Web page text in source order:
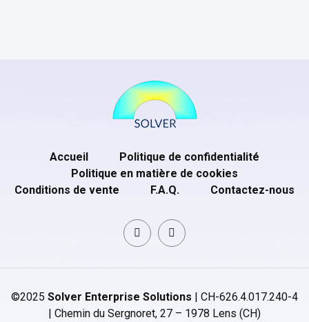
Accueil
Politique de confidentialité
Politique en matière de cookies
Conditions de vente
F.A.Q. Contactez-nous
©2025 Solver Enterprise Solutions | CH-626.4.017.240-4
| Chemin du Sergnoret, 27 – 1978 Lens (CH)